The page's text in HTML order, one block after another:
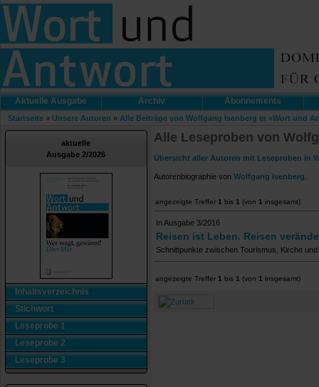
Aktuelle Ausgabe Archiv Abonnements
Startseite » Unsere Autoren » Alle Beiträge von Wolfgang Isenberg in »Wort und
aktuelle
Ausgabe 2/2026
Inhaltsverzeichnis
Stichwort
Leseprobe 1
Leseprobe 2
Leseprobe 3
Alle Leseproben von
Übersicht aller Autoren mit Leseproben in
Autorenbiographie von Wolfgang Isenberg
angezeigte Treffer 1 bis 1 (von 1 insgesamt)
In Ausgabe 3/2016
Reisen ist Leben. Reisen
Schnittpunkte zwischen Tourismus, Kirche und
angezeigte Treffer 1 bis 1 (von 1 insgesamt)